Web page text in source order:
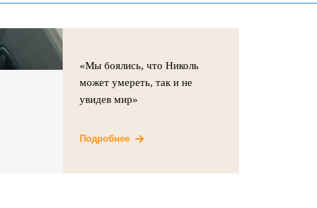
«Мы боялись, что Николь
может умереть, так и не
увидев мир»
Подробнее